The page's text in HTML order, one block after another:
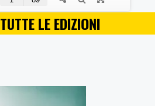
LE EDIZIONI